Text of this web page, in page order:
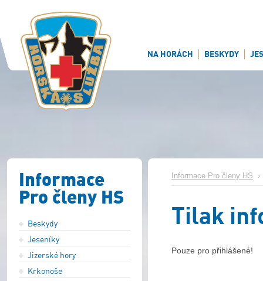
NA HORÁCH BESKYDY
Informace
Pro členy HS
Beskydy
Jeseníky
Jizerské hory
Krkonoše
Informace Pro členy HS
Tilak
Pouze pro přihlášené!